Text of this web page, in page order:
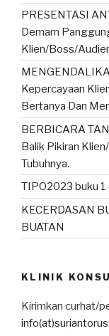
PRESENTASI
Demam
Klien/Boss/
Kepercayaan
Bertanya Dan
BERBICARA
Balik Pikiran
Tubuhnya.
TIPO2023 buku 1
KECERDASAN
BUATAN
KLINIK
Kirimkan curhat/